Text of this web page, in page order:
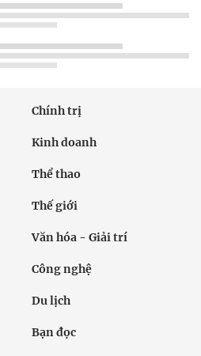
Chính trị
Kinh doanh
Thể thao
Thế giới
Văn hóa - Giải trí
Công nghệ
Du lịch
Bạn đọc